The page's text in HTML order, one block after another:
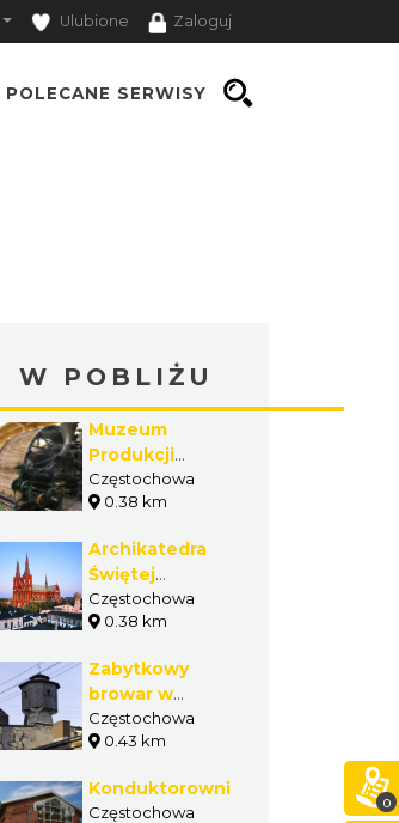
Ulubione Zaloguj
POLECANE SERWISY
W POBLIŻU
Muzeum
Produkcji
Zapałek
Częstochowa
0.38 km
Archikatedra
Świętej
Rodziny w
Częstochowie
Częstochowa
0.38 km
Zabytkowy
browar w
Częstochowie
Częstochowa
0.43 km
Konduktorownia
Częstochowa
0